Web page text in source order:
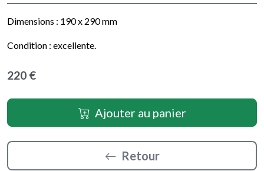
Dimensions : 190 x 290mm
Condition : excellente.
220 €
Ajouter au panier
Retour